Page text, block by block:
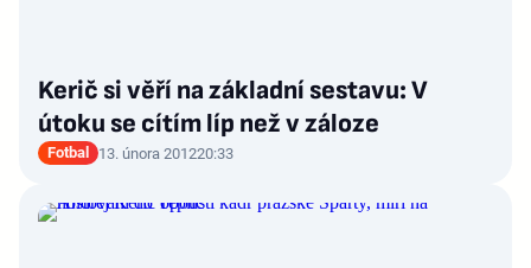
Kerič si věří na základní sestavu: V
útoku se cítím líp než v záloze
Fotbal 13. února 201220:33